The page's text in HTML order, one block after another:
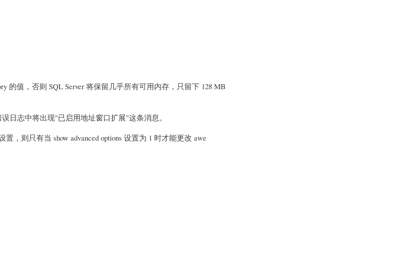
的值，否则 SQL Server 将保留几乎所有可用内存，只留下 128 MB
日志中将出现"已启用地址窗口扩展"这条消息。
，则只有当 show advanced options 设置为 1 时才能更改 awe